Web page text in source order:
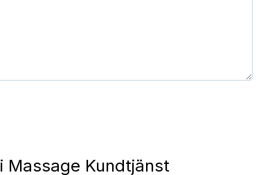
Massage Kundtjänst